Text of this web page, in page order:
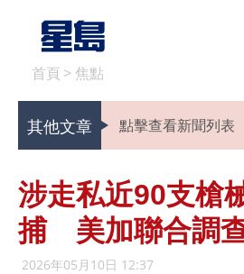
首頁 > 焦點
其他文章 點擊查看新聞列表
涉走私近90支槍
捕 美加聯合調
2026年05月10日 12:37